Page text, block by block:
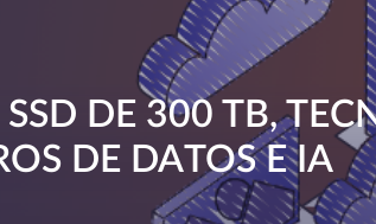
DE 300 TB,
DE DATOS E IA